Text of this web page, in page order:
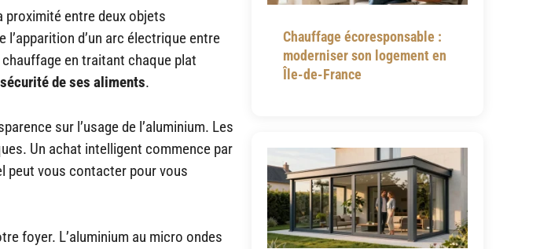
proximité entre deux objets
d’un arc électrique entre
en traitant chaque plat
de ses aliments.
sur l’usage de l’aluminium. Les
Un achat intelligent commence par
peut vous contacter pour vous
foyer. L’aluminium au micro ondes
Chauffage écoresponsable :
moderniser son logement en
Île-de-France